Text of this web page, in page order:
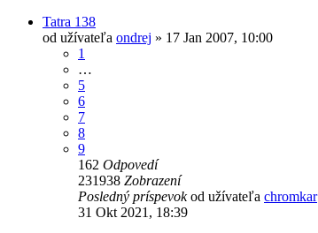
Tatra 138
od užívateľa ondrej » 17 Jan 2007, 10:00
1
…
5
6
7
8
9
162 Odpovedí
231938 Zobrazení
Posledný príspevokod užívateľa chromkar
31 Okt 2021, 18:39